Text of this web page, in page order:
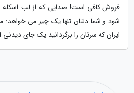
فروش کافی است! صدایی که از لب
شود و شما دلتان تنها یک چیز می
ایران که سرتان را برگردانید یک جای